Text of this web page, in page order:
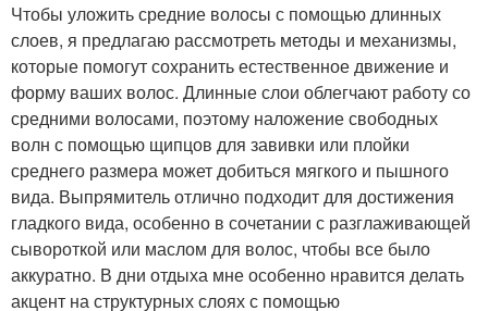
Чтобы уложить средние волосы с помощью длинных
слоев, я предлагаю рассмотреть методы и механизмы,
которые помогут сохранить естественное движение и
форму ваших волос. Длинные слои облегчают работу со
средними волосами, поэтому наложение свободных
волн с помощью щипцов для завивки или плойки
среднего размера может добиться мягкого и пышного
вида. Выпрямитель отлично подходит для достижения
гладкого вида, особенно в сочетании с разглаживающей
сывороткой или маслом для волос, чтобы все было
аккуратно. В дни отдыха мне особенно нравится делать
акцент на структурных слоях с помощью